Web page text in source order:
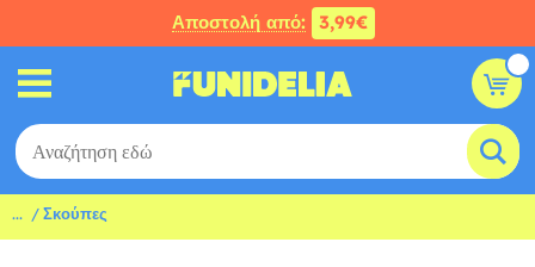
Αποστολή από: 3,99€
... Σκούπες